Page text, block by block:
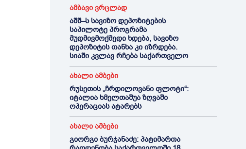
ამბავი ვრცლად
აშშ–ს სავიზო დეპოზიტების
საპილოტე პროგრამა
მუდმივმოქმედი ხდება, სავიზო
დეპოზიტის თანხა კი იზრდება.
სიაში კვლავ რჩება საქართველო
ახალი ამბები
რუსეთის „ჩრდილოვანი ფლოტი“:
იტალია ხმელთაშუა ზღვაში
ოპერაციას ატარებს
ახალი ამბები
გიორგი ბურჯანაძე: პატიმართა